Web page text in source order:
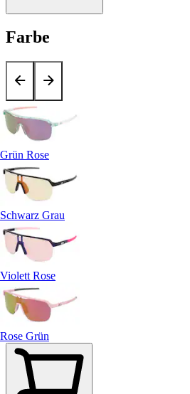
Farbe
Grün Rose
Schwarz Grau
Violett Rose
Rose Grün